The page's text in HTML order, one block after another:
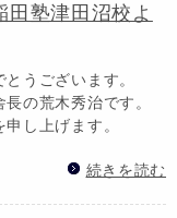
田塾津田沼校よ
うございます。
の荒木秀治です。
し上げます。
続きを読む